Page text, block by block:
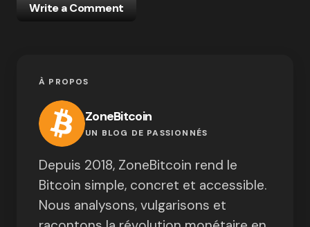
Write a Comment
À PROPOS
ZoneBitcoin
UN BLOG DE PASSIONNÉS
Depuis 2018, ZoneBitcoin rend le
Bitcoin simple, concret et accessible.
Nous analysons, vulgarisons et